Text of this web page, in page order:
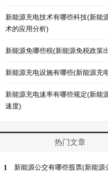
新能源充电技术有哪些科技(新能
术的应用分析)
新能源免哪些税(新能源免税政策
新能源充电设施有哪些(新能源充
新能源充电速率有哪些规定(新能
速度)
热门文章
1
新能源公交有哪些股票(新能源